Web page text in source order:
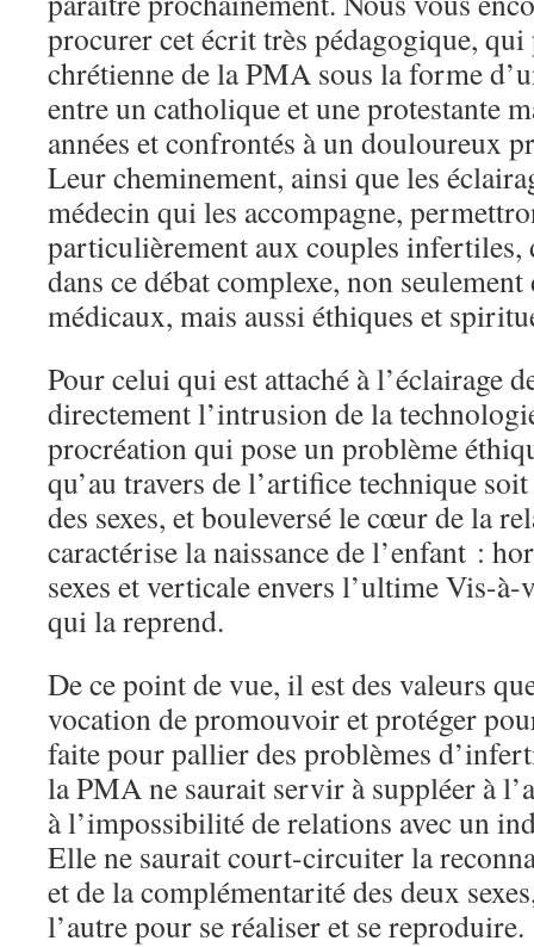
procurer cet écrit très pédagogique, qui
chrétienne de la PMA sous la forme
entre un catholique et une protestante
années et confrontés à un douloureux
Leur cheminement, ainsi que les
médecin qui les accompagne,
particulièrement aux couples infertiles,
dans ce débat complexe, non seulement
médicaux, mais aussi éthiques et
Pour celui qui est attaché à l’éclairage
directement l’intrusion de la
procréation qui pose un problème
qu’au travers de l’artifice technique
des sexes, et bouleversé le cœur de la
caractérise la naissance de l’enfant :
sexes et verticale envers l’ultime Vis-
qui la reprend.
De ce point de vue, il est des valeurs
vocation de promouvoir et protéger
faite pour pallier des problèmes
la PMA ne saurait servir à suppléer à
à l’impossibilité de relations avec un
Elle ne saurait court-circuiter la
et de la complémentarité des deux
l’autre pour se réaliser et se reproduire.